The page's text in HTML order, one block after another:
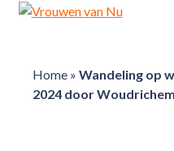
Home» Wandeling op
2024 door